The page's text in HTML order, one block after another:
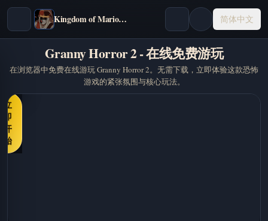
Kingdom of Marionettes 简体中文
Granny Horror 2 - 在线免费游玩
在浏览器中免费在线游玩 Granny Horror 2。无需下载，立即体验这款恐怖
游戏的紧张氛围与核心玩法。
立
即
开
始